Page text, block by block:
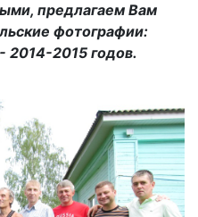
предлагаем Вам
фотографии:
2014-2015 годов.